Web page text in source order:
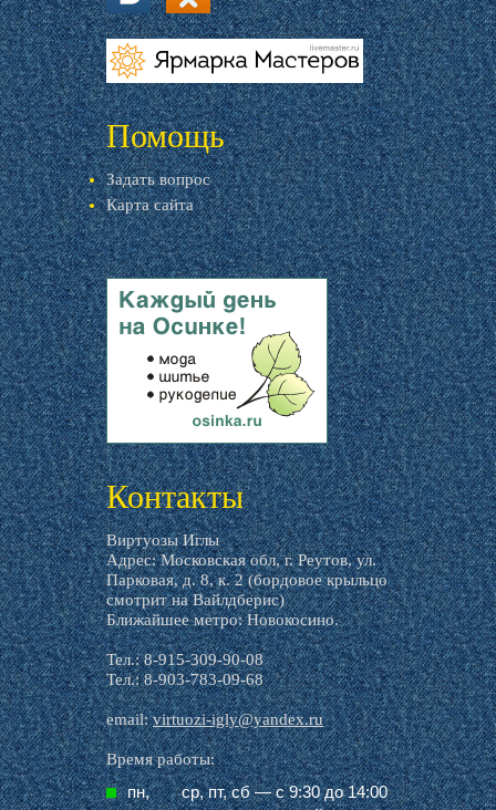
vk.com ok.ru
livemaster.ru
Помощь
Задать вопрос
Карта сайта
livemaster.ru
Контакты
Виртуозы Иглы
Адрес: Московская обл, г. Реутов, ул.
Парковая, д. 8, к. 2 (бордовое крыльцо
смотрит на Вайлдберис)
Ближайшее метро: Новокосино.
Тел.: 8-915-309-90-08
Тел.: 8-903-783-09-68
email:virtuozi-igly@yandex.ru
Время работы:
пн,
ср, пт, cб — с 9:30 до 14:00